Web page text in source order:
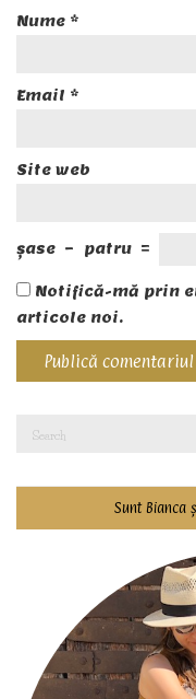
Nume *
Email *
Site web
șase − patru =
Notifică-mă prin
articole noi.
Sunt Bianca